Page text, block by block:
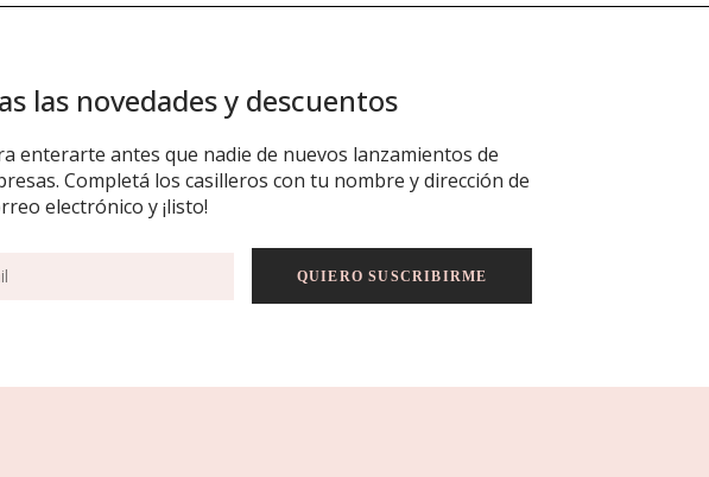
las novedades y descuentos
enterarte antes que nadie de nuevos lanzamientos de
Completá los casilleros con tu nombre y dirección de
electrónico y ¡listo!
QUIERO SUSCRIBIRME